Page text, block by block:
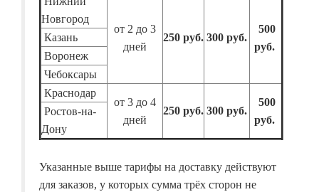
Новгород
от 2 до 3
дней
250 руб. 300 руб.
500
руб.
Казань
Воронеж
Чебоксары
Краснодар
от 3 до 4
дней
250 руб. 300 руб.
500
руб.
Ростов-на-
Дону
Указанные выше тарифы на доставку действуют
для заказов, у которых сумма трёх сторон не